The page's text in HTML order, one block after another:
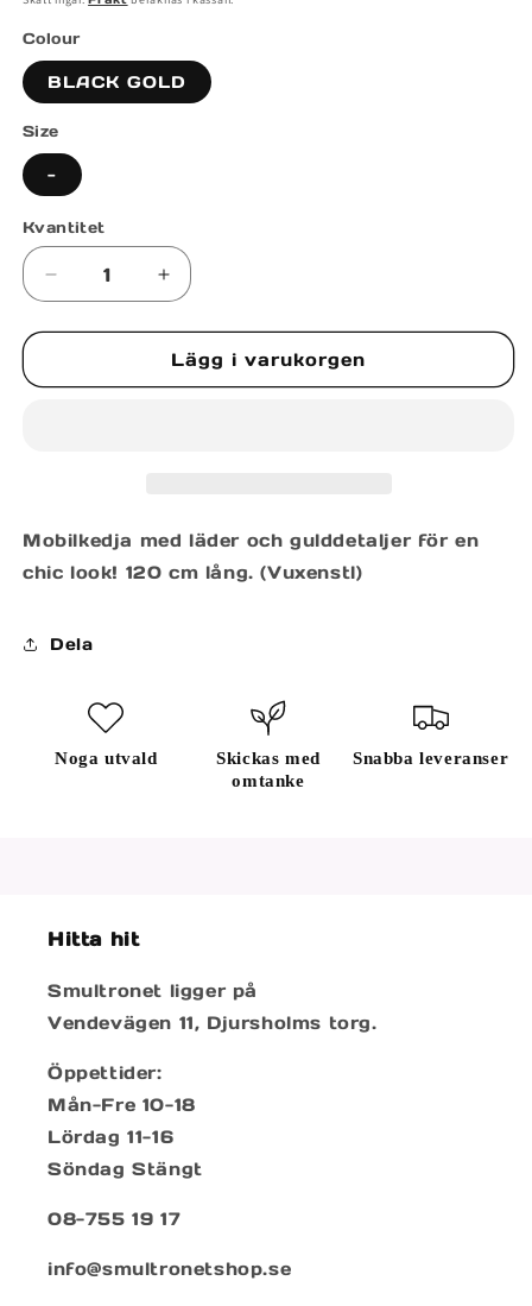
Colour
BLACK GOLD
Size
-
Kvantitet
Minska
för
Öka
för
LOU
Lägg i varukorgen
Mobilkedja med läder och gulddetaljer för en
chic look! 120 cm lång. (Vuxenstl)
Dela
Noga utvald
Skickas med
omtanke
Snabba leveranser
Hitta hit
Smultronet ligger på
Vendevägen 11, Djursholms torg.
Öppettider:
Mån-Fre 10-18
Lördag 11-16
Söndag Stängt
08-755 19 17
info@smultronetshop.se